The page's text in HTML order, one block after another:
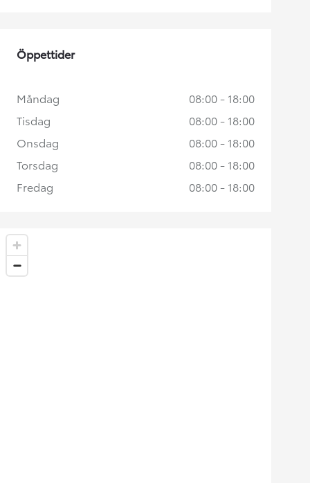
Öppettider
Måndag
08:00 - 18:00
Tisdag
08:00 - 18:00
Onsdag
08:00 - 18:00
Torsdag
08:00 - 18:00
Fredag
08:00 - 18:00